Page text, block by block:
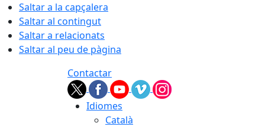
Saltar a la capçalera
Saltar al contingut
Saltar a relacionats
Saltar al peu de pàgina
Contactar
Idiomes
Català